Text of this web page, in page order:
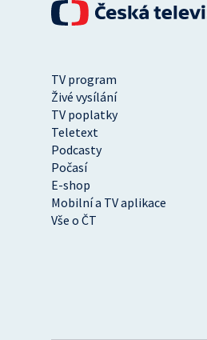
TV program
Živé vysílání
TV poplatky
Teletext
Podcasty
Počasí
E-shop
Mobilní a TV aplikace
Vše o ČT